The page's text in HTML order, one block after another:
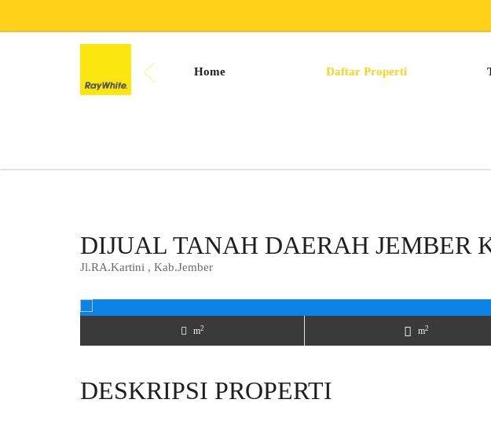
Home Daftar Properti
DIJUAL TANAH DAERAH JEMBER
Jl.RA.Kartini , Kab.Jember
m2 m2
DESKRIPSI PROPERTI